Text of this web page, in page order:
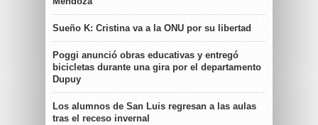
Sueño K: Cristina va a la ONU por su libertad
Poggi anunció obras educativas y entregó
bicicletas durante una gira por el departamento
Dupuy
Los alumnos de San Luis regresan a las aulas
tras el receso invernal